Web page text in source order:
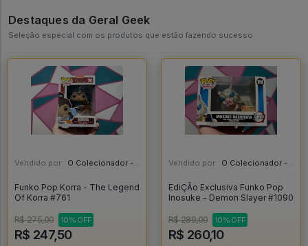
Destaques da Geral Geek
Seleção especial com os produtos que estão fazendo sucesso
Vendido por: O Colecionador - SP
Funko Pop Korra - The Legend
Of Korra #761
R$ 275,00 10% OFF
R$ 247,50
Vendido por: O Colecionador - SP
EdiÇÃo Exclusiva Funko Pop
Inosuke - Demon Slayer #1090
R$ 289,00 10% OFF
R$ 260,10